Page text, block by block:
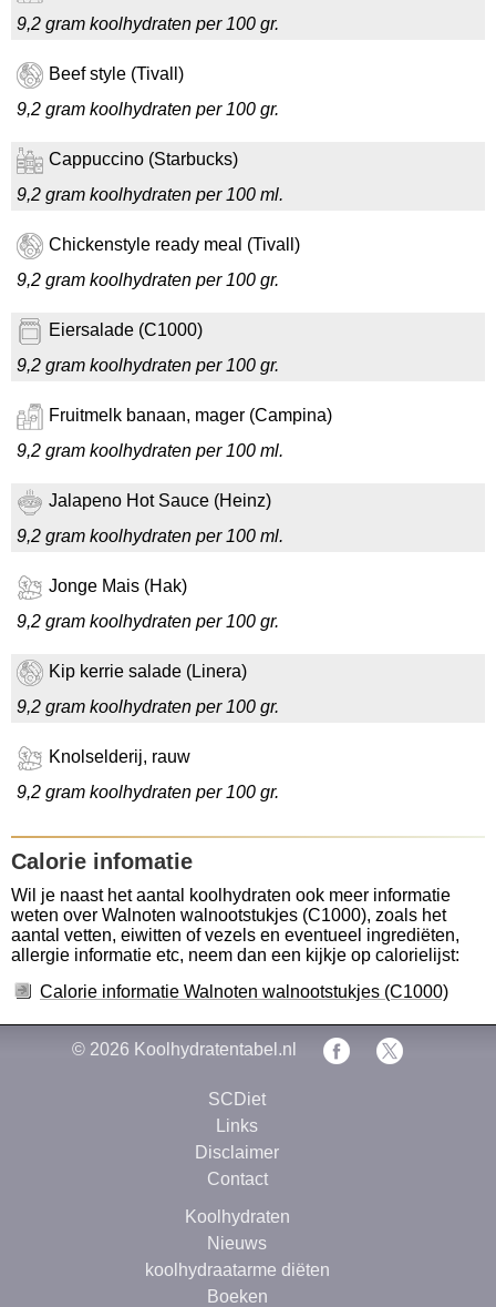
9,2 gram koolhydraten per 100 gr.
Beef style (Tivall)
9,2 gram koolhydraten per 100 gr.
Cappuccino (Starbucks)
9,2 gram koolhydraten per 100 ml.
Chickenstyle ready meal (Tivall)
9,2 gram koolhydraten per 100 gr.
Eiersalade (C1000)
9,2 gram koolhydraten per 100 gr.
Fruitmelk banaan, mager (Campina)
9,2 gram koolhydraten per 100 ml.
Jalapeno Hot Sauce (Heinz)
9,2 gram koolhydraten per 100 ml.
Jonge Mais (Hak)
9,2 gram koolhydraten per 100 gr.
Kip kerrie salade (Linera)
9,2 gram koolhydraten per 100 gr.
Knolselderij, rauw
9,2 gram koolhydraten per 100 gr.
Calorie infomatie
Wil je naast het aantal koolhydraten ook meer informatie
weten over Walnoten walnootstukjes (C1000), zoals het
aantal vetten, eiwitten of vezels en eventueel ingrediëten,
allergie informatie etc, neem dan een kijkje op calorielijst:
Calorie informatie Walnoten walnootstukjes (C1000)
© 2026 Koolhydratentabel.nl
SCDiet
Links
Disclaimer
Contact
Koolhydraten
Nieuws
koolhydraatarme diëten
Boeken